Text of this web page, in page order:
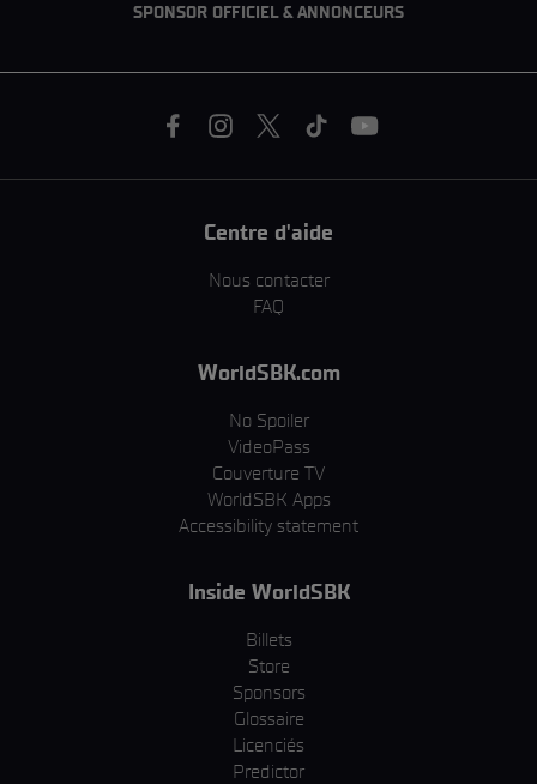
SPONSOR OFFICIEL & ANNONCEURS
Centre d'aide
Nous contacter
FAQ
WorldSBK.com
No Spoiler
VideoPass
Couverture TV
WorldSBK Apps
Accessibility statement
Inside WorldSBK
Billets
Store
Sponsors
Glossaire
Licenciés
Predictor